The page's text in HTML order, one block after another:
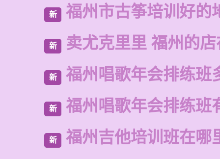
新 福州市古筝培训好的
新 卖尤克里里 福州的
新 福州唱歌年会排练班
新 福州唱歌年会排练班
新 福州吉他培训班在哪